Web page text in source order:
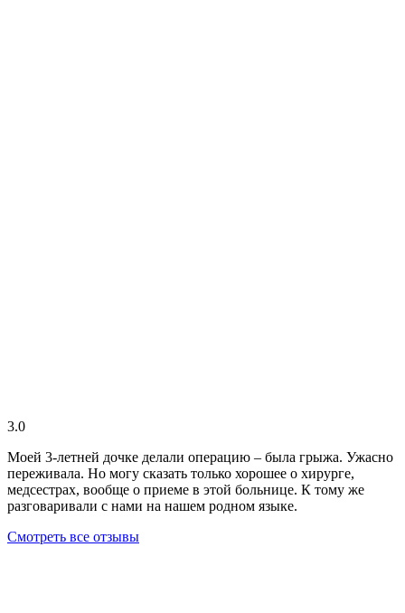
3.0
Моей 3-летней дочке делали операцию – была грыжа. Ужасно
переживала. Но могу сказать только хорошее о хирурге,
медсестрах, вообще о приеме в этой больнице. К тому же
разговаривали с нами на нашем родном языке.
Смотреть все отзывы